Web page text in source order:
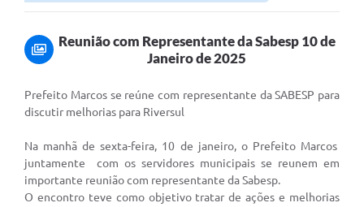
Legislação
Conselhos
Editais
Plano Diretor de Tecnologia da Informação
Reunião com Representante da Sabesp 10 de
Janeiro de 2025
Prefeito Marcos se reúne com representante da SABESP para
discutir melhorias para Riversul
Na manhã de sexta-feira, 10 de janeiro, o Prefeito Marcos
juntamente com os servidores municipais se reunem em
importante reunião com representante da Sabesp.
O encontro teve como objetivo tratar de ações e melhorias